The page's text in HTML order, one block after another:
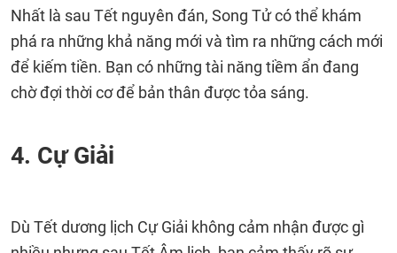
Nhất là sau Tết nguyên đán, Song Tử có thể khám
phá ra những khả năng mới và tìm ra những cách mới
để kiếm tiền. Bạn có những tài năng tiềm ẩn đang
chờ đợi thời cơ để bản thân được tỏa sáng.
4. Cự Giải
Dù Tết dương lịch Cự Giải không cảm nhận được gì